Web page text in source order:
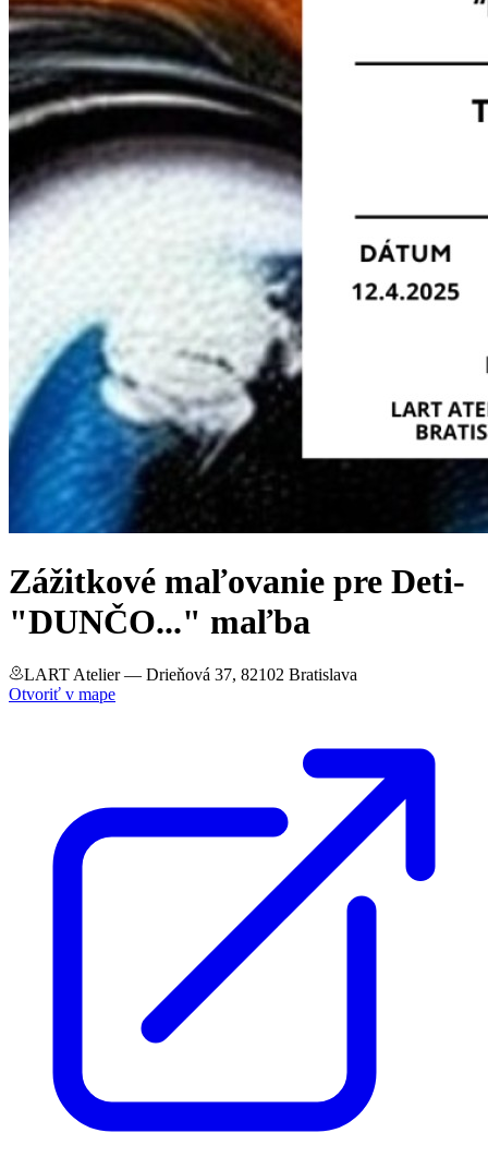
Zážitkové maľovanie pre Deti-
"DUNČO..." maľba
LART Atelier— Drieňová 37, 82102 Bratislava
Otvoriť v mape